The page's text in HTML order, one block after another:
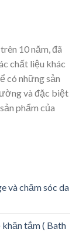
10 năm, đã
chất liệu khác
có những sản
và đặc biệt
phẩm của
và chăm sóc da
tắm ( Bath